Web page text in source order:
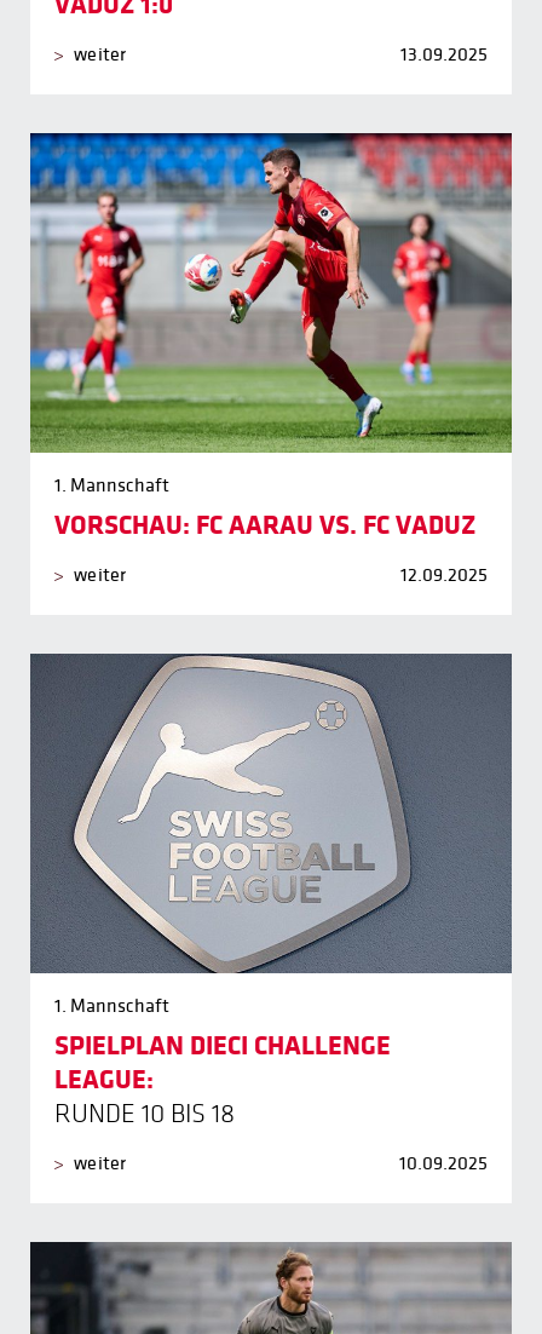
weiter 13.09.2025
1. Mannschaft
VORSCHAU: FC AARAU VS. FC VADUZ
weiter 12.09.2025
1. Mannschaft
SPIELPLAN DIECI CHALLENGE
LEAGUE:
RUNDE 10 BIS 18
weiter 10.09.2025